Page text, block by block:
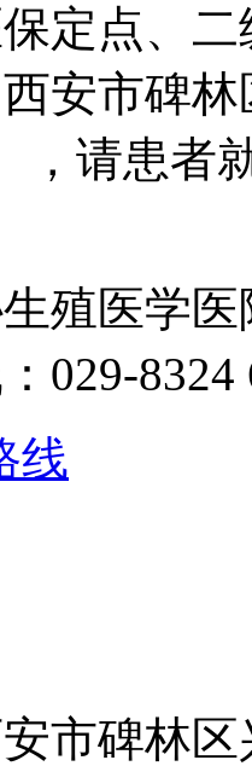
定点、
安市碑
，请患者
殖医学医
029-8324
线
市碑林